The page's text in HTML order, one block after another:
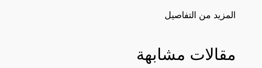
المزيد من التفاصيل
مقالات مشابهة